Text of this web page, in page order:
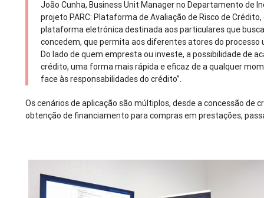
João Cunha, Business Unit Manager no Departamento de
projeto PARC: Plataforma de Avaliação de Risco de
plataforma eletrónica destinada aos particulares que
concedem, que permita aos diferentes atores do
Do lado de quem empresta ou investe, a possibilidade de
crédito, uma forma mais rápida e eficaz de a qualquer
face às responsabilidades do crédito”.
Os cenários de aplicação são múltiplos, desde a concessão de
obtenção de financiamento para compras em prestações,